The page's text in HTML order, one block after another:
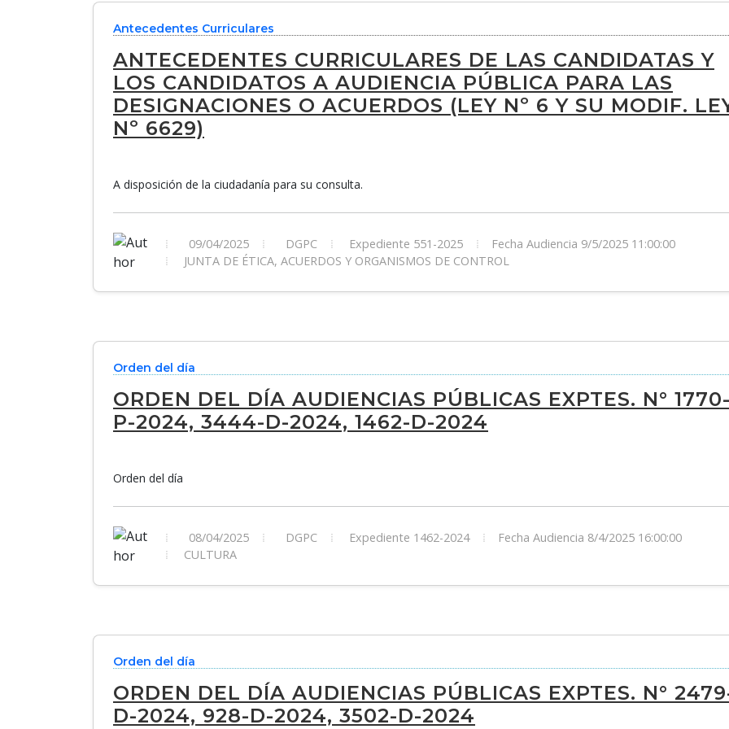
Antecedentes Curriculares
ANTECEDENTES CURRICULARES DE LAS CANDIDATAS Y
LOS CANDIDATOS A AUDIENCIA PÚBLICA PARA LAS
DESIGNACIONES O ACUERDOS (LEY Nº 6 Y SU MODIF.
Nº 6629)
A disposición de la ciudadanía para su consulta.
09/04/2025 DGPC Expediente 551-2025
Fecha Audiencia 9/5/2025 11:00:00
JUNTA DE ÉTICA, ACUERDOS Y ORGANISMOS DE CONTROL
Orden del día
ORDEN DEL DÍA AUDIENCIAS PÚBLICAS EXPTES. N°
P-2024, 3444-D-2024, 1462-D-2024
Orden del día
08/04/2025 DGPC Expediente 1462-2024
Fecha Audiencia 8/4/2025 16:00:00
CULTURA
Orden del día
ORDEN DEL DÍA AUDIENCIAS PÚBLICAS EXPTES. N°
D-2024, 928-D-2024, 3502-D-2024